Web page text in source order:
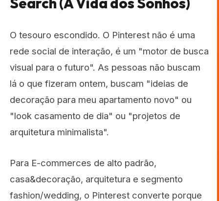
O tesouro escondido. O Pinterest não é uma
rede social de interação, é um "motor de busca
visual para o futuro". As pessoas não buscam
lá o que fizeram ontem, buscam "ideias de
decoração para meu apartamento novo" ou
"look casamento de dia" ou "projetos de
arquitetura minimalista".
Para E-commerces de alto padrão,
casa&decoração, arquitetura e segmento
fashion/wedding, o Pinterest converte porque